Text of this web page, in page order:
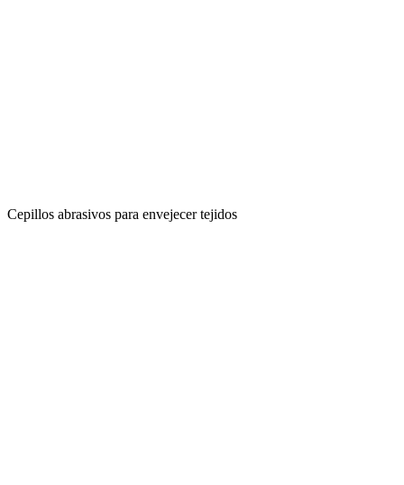
Cepillos abrasivos para envejecer tejidos